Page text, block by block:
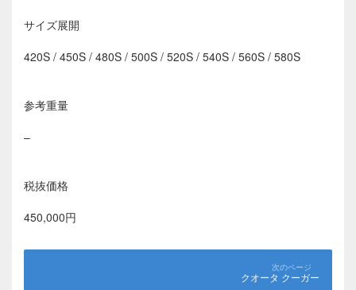
サイズ展開
420S / 450S / 480S / 500S / 520S / 540S / 560S / 580S
参考重量
–
税抜価格
450,000円
クオータ クーガー